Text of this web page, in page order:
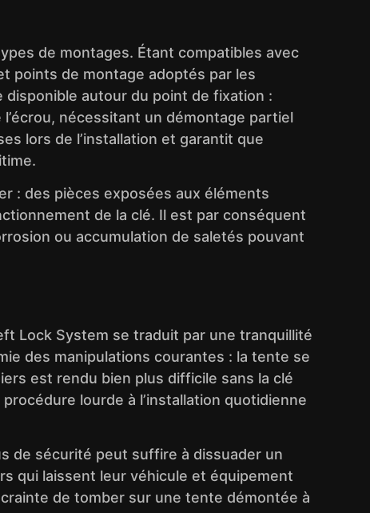
de montages. Étant compatibles avec
points de montage adoptés par les
disponible autour du point de fixation :
nécessitant un démontage partiel
lors de l’installation et garantit que
: des pièces exposées aux éléments
de la clé. Il est par conséquent
ou accumulation de saletés pouvant
Lock System se traduit par une tranquillité
des manipulations courantes : la tente se
est rendu bien plus difficile sans la clé
lourde à l’installation quotidienne
de sécurité peut suffire à dissuader un
qui laissent leur véhicule et équipement
de tomber sur une tente démontée à